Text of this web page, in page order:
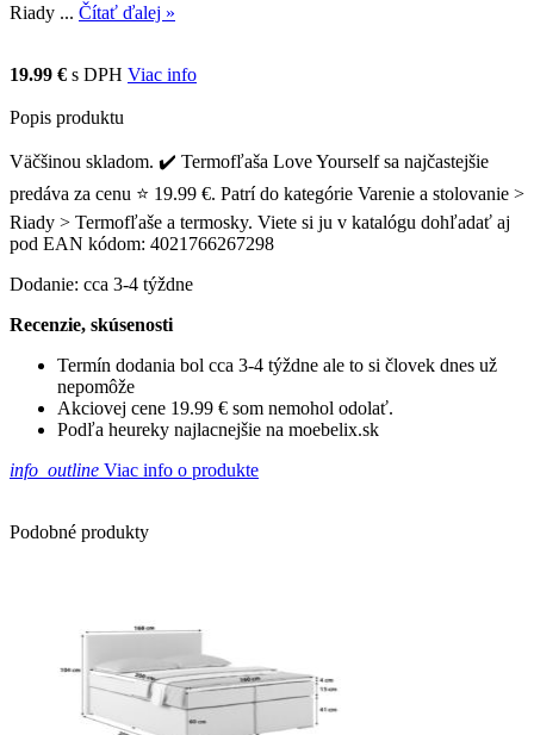
Riady ... Čítať ďalej »
19.99 € s DPH Viac info
Popis produktu
Väčšinou skladom. ✔️ Termofľaša Love Yourself sa najčastejšie
predáva za cenu ⭐ 19.99 €. Patrí do kategórie Varenie a stolovanie >
Riady > Termofľaše a termosky. Viete si ju v katalógu dohľadať aj
pod EAN kódom: 4021766267298
Dodanie: cca 3-4 týždne
Recenzie, skúsenosti
Termín dodania bol cca 3-4 týždne ale to si človek dnes už
nepomôže
Akciovej cene 19.99 € som nemohol odolať.
Podľa heureky najlacnejšie na moebelix.sk
info_outline Viac info o produkte
Podobné produkty